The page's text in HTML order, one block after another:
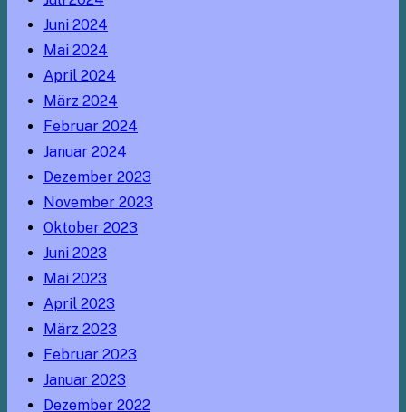
Juni 2024
Mai 2024
April 2024
März 2024
Februar 2024
Januar 2024
Dezember 2023
November 2023
Oktober 2023
Juni 2023
Mai 2023
April 2023
März 2023
Februar 2023
Januar 2023
Dezember 2022